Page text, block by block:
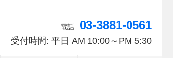
電話: 03-3881-0561
受付時間: 平日 AM 10:00～PM 5:30